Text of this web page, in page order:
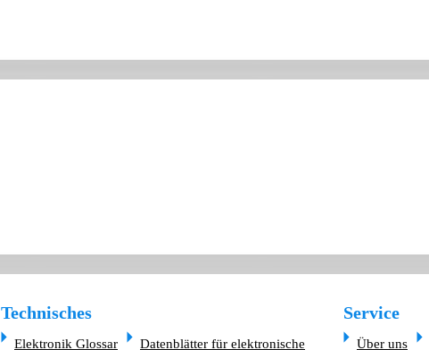
Technisches
Elektronik Glossar
Datenblätter für elektronische
Service
Über uns